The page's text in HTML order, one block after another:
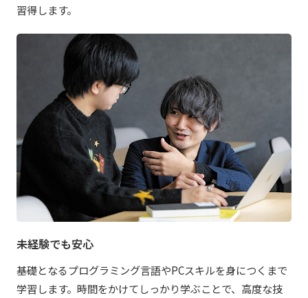
習得します。
未経験でも安心
基礎となるプログラミング言語やPCスキルを身につくまで
学習します。時間をかけてしっかり学ぶことで、高度な技